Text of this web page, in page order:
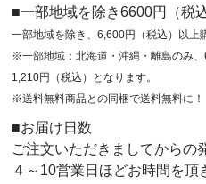
■一部地域を除き6600円（税
一部地域を除き、6,600円（税込）以上
※一部地域：北海道・沖縄・離島のみ
1,210円（税込）となります。
※送料無料商品との同梱で送料無料に！
■お届け日数
ご注文いただきましてからの
４～10営業日ほどお時間を頂